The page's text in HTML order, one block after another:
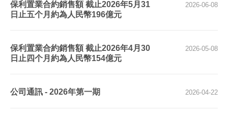
保利置業合約銷售額 截止2026年5月31
日止五个月約為人民幣196億元
2026-06-08
保利置業合約銷售額 截止2026年4月30
日止四个月約為人民幣154億元
2026-05-08
公司通訊 - 2026年第一期 2026-04-22